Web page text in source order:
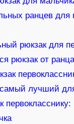
ранцев для
рюкзак для
рюкзак от
самый лучший